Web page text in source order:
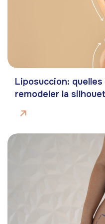
Liposuccion:
remodeler la